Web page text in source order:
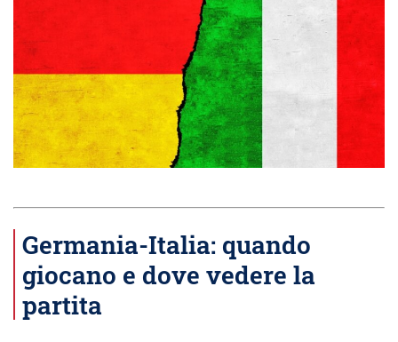
Germania-Italia: quando
giocano e dove vedere la
partita